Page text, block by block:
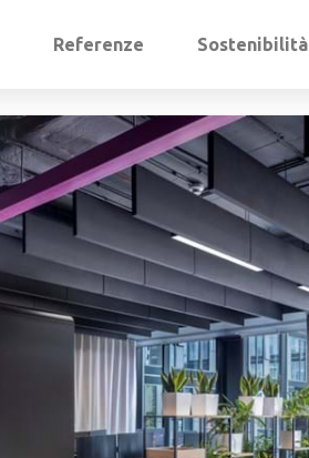
Referenze Sostenibilità